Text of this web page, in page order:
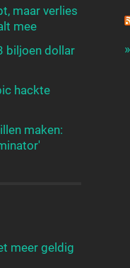
maar verlies
mee
biljoen dollar
hackte
maken:
meer geldig